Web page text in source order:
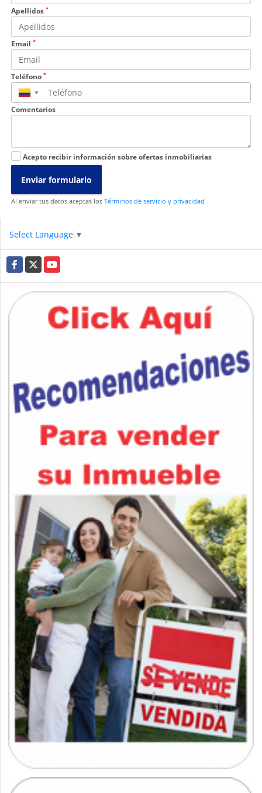
Apellidos *
Email *
Teléfono *
▼
Comentarios
Acepto recibir información sobre ofertas inmobiliarias
Enviar formulario
Al enviar tus datos aceptas los Términos de servicio y privacidad
Select Language ▼
Facebook
X YouTube